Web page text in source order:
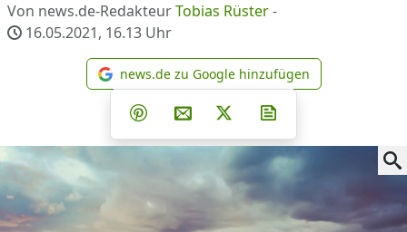
Von news.de-RedakteurTobias Rüster-
16.05.2021, 16.13 Uhr
news.de zu Google
news.de zu Google hinzufügen
Teilen auf Facebook
Teilen auf Whatsapp
Teilen auf Telegram
Teilen auf Pinterest
Per E-Mail teilen
Post auf X